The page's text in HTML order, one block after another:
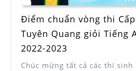
Điểm chuẩn vòng thi Cấp
Tuyên Quang giỏi Tiếng
2022-2023
Chúc mừng tất cả các thí sinh